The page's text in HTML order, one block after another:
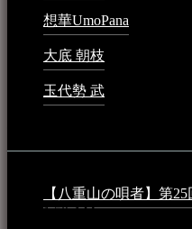
想華UmoPana
大底 朝枝
玉代勢 武
【八重山の唄者】第
1:50 AM